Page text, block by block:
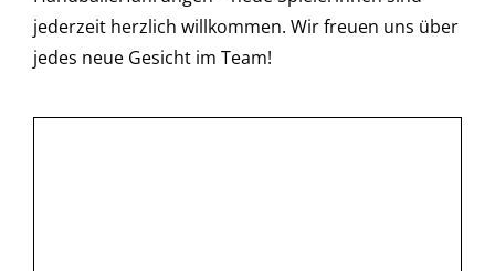
jederzeit herzlich willkommen. Wir freuen uns über
jedes neue Gesicht im Team!